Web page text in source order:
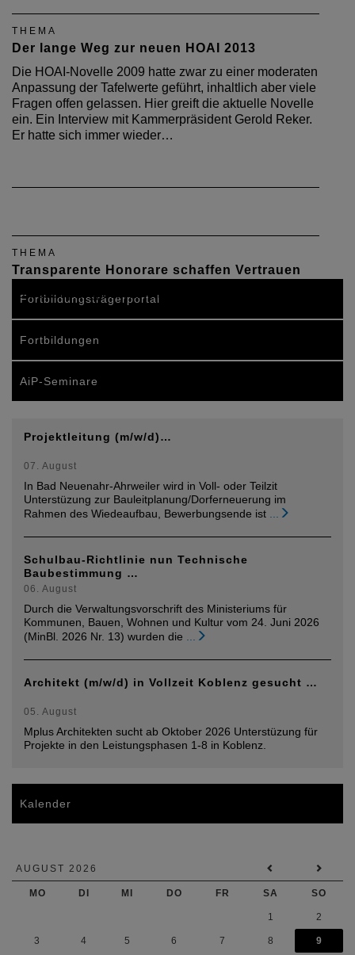
THEMA
Der lange Weg zur neuen HOAI 2013
Die HOAI-Novelle 2009 hatte zwar zu einer moderaten
Anpassung der Tafelwerte geführt, inhaltlich aber viele
Fragen offen gelassen. Hier greift die aktuelle Novelle
ein. Ein Interview mit Kammerpräsident Gerold Reker.
Er hatte sich immer wieder…
THEMA
Transparente Honorare schaffen Vertrauen
Jahresempfang der Kammern 2008
Fortbildungsträgerportal
Fortbildungen
AiP-Seminare
Projektleitung (m/w/d)…
07. August
In Bad Neuenahr-Ahrweiler wird in Voll- oder Teilzit
Unterstüzung zur Bauleitplanung/Dorferneuerung im
Rahmen des Wiedeaufbau, Bewerbungsende ist
Schulbau-Richtlinie nun Technische
Baubestimmung …
06. August
Durch die Verwaltungsvorschrift des Ministeriums für
Kommunen, Bauen, Wohnen und Kultur vom 24. Juni 2026
(MinBl. 2026 Nr. 13) wurden die
Architekt (m/w/d) in Vollzeit Koblenz gesucht …
05. August
Mplus Architekten sucht ab Oktober 2026 Unterstüzung für
Projekte in den Leistungsphasen 1-8 in Koblenz.
Kalender
AUGUST 2026
MO DI MI DO FR SA SO
1 2
3 4 5 6 7 8 9